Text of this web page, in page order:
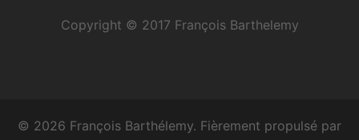
Copyright © 2017 François Barthelemy
© 2026 François Barthélemy. Fièrement propulsé par